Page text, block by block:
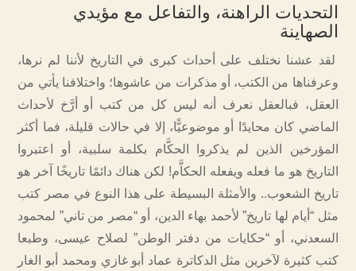
التحديات الراهنة، والتفاعل مع مؤيدي
الصهاينة
لقد عشنا نختلف على أحداث كبرى في التاريخ لأننا لم نرها،
وعرفناها من الكتب، أو مذكرات من عاشوها؛ واختلافنا يأتي من
العقل، فبالعقل نعرف أنه ليس كل من كتب أو أرَّخ لأحداث
الماضي كان محايدًا أو موضوعيًّا، إلا في حالات قليلة، فما أكثر
المؤرخين الذين لم يذكروا الحكَّام بكلمة سلبية، أو اعتبروا
التاريخ هو ما فعله ويفعله الحكاَّم! لكن هناك دائمًا تاريخًا آخر هو
تاريخ الشعوب.. والأمثلة البسيطة على هذا النوع في مصر كتب
مثل “أيام لها تاريخ” لأحمد بهاء الدين، أو “مصر من تاني” لمحمود
السعدني، أو “حكايات من دفتر الوطن” لصلاح عيسى، وطبعا
كتب كثيرة لآخرين مثل الدكاترة عماد أبو غازي ومحمد أبو الغار